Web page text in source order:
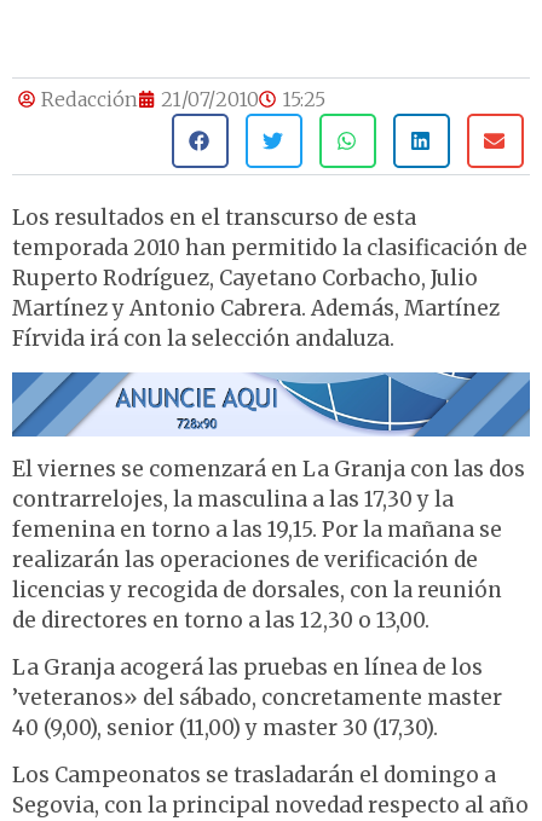
Redacción 21/07/2010 15:25
Los resultados en el transcurso de esta
temporada 2010 han permitido la clasificación de
Ruperto Rodríguez, Cayetano Corbacho, Julio
Martínez y Antonio Cabrera. Además, Martínez
Fírvida irá con la selección andaluza.
El viernes se comenzará en La Granja con las dos
contrarrelojes, la masculina a las 17,30 y la
femenina en torno a las 19,15. Por la mañana se
realizarán las operaciones de verificación de
licencias y recogida de dorsales, con la reunión
de directores en torno a las 12,30 o 13,00.
La Granja acogerá las pruebas en línea de los
’veteranos» del sábado, concretamente master
40 (9,00), senior (11,00) y master 30 (17,30).
Los Campeonatos se trasladarán el domingo a
Segovia, con la principal novedad respecto al año